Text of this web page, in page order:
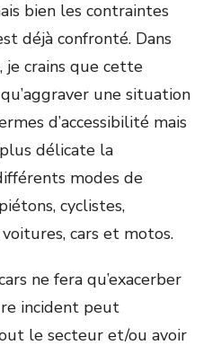
bien les contraintes
déjà confronté. Dans
je crains que cette
une situation
d’accessibilité mais
délicate la
modes de
cyclistes,
cars et motos.
ne fera qu’exacerber
incident peut
le secteur et/ou avoir